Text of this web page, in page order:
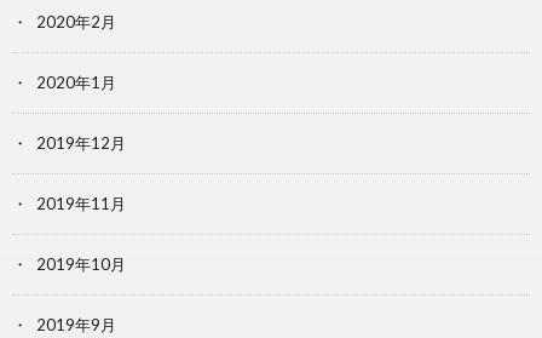
2020年2月
2020年1月
2019年12月
2019年11月
2019年10月
2019年9月